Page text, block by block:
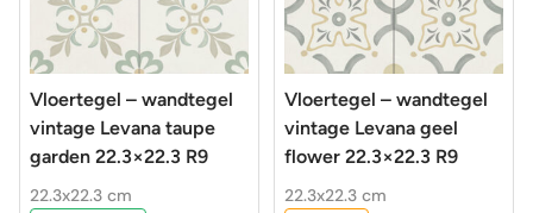
Vloertegel – wandtegel
vintage Levana taupe
garden 22.3×22.3 R9
22.3x22.3 cm
Vloertegel – wandtegel
vintage Levana geel
flower 22.3×22.3 R9
22.3x22.3 cm